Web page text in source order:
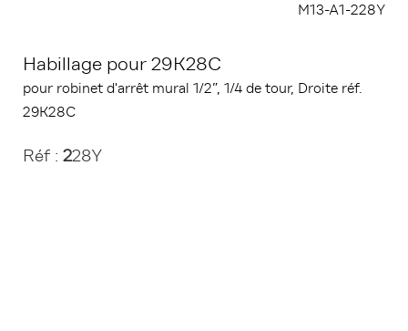
M13-A1-228Y
Habillage pour 29K28C
pour robinet d'arrêt mural 1/2”, 1/4 de tour, Droite réf.
29K28C
Réf : 228Y